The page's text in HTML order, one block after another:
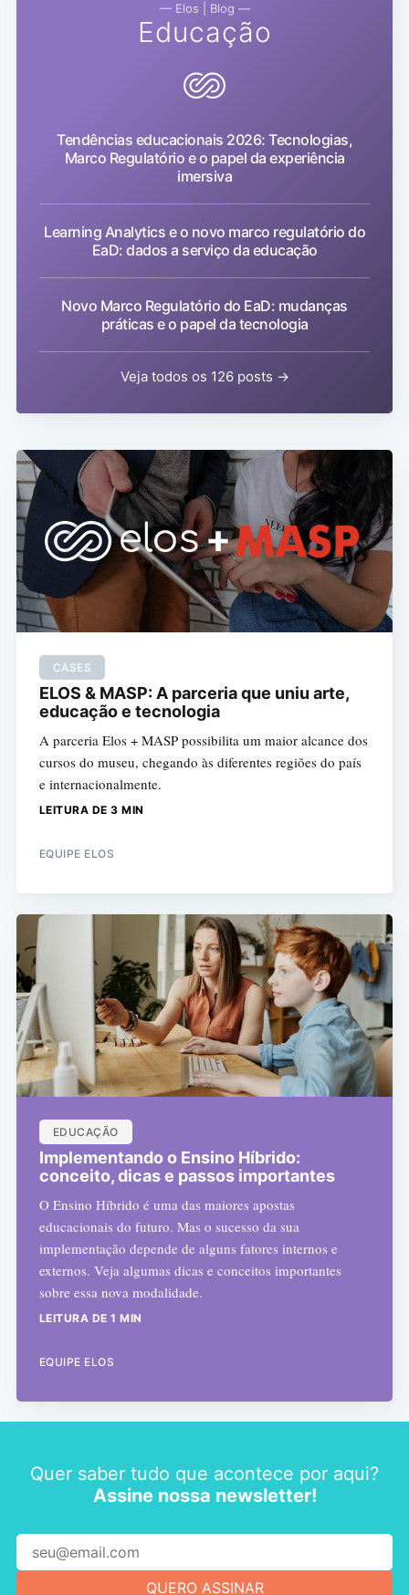
— Elos | Blog —
Educação
Tendências educacionais 2026: Tecnologias,
Marco Regulatório e o papel da experiência
imersiva
Learning Analytics e o novo marco regulatório do
EaD: dados a serviço da educação
Novo Marco Regulatório do EaD: mudanças
práticas e o papel da tecnologia
Veja todos os 126 posts →
CASES
ELOS & MASP: A parceria que uniu arte,
educação e tecnologia
A parceria Elos + MASP possibilita um maior alcance dos
cursos do museu, chegando às diferentes regiões do país
e internacionalmente.
LEITURA DE 3 MIN
EQUIPE ELOS
EDUCAÇÃO
Implementando o Ensino Híbrido:
conceito, dicas e passos importantes
O Ensino Híbrido é uma das maiores apostas
educacionais do futuro. Mas o sucesso da sua
implementação depende de alguns fatores internos e
externos. Veja algumas dicas e conceitos importantes
sobre essa nova modalidade.
LEITURA DE 1 MIN
EQUIPE ELOS
Quer saber tudo que acontece por aqui?
Assine nossa newsletter!